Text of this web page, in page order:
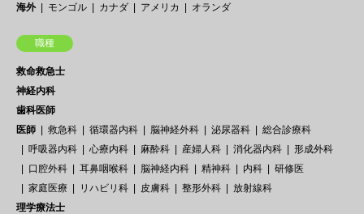
海外
モンゴル カナダ アメリカ オランダ
職種
救命救急士
神経内科
歯科医師
医師
救急科 循環器内科 脳神経外科 泌尿器科
総合診療科
呼吸器内科
心療内科 麻酔科 産婦人科 消化器内科
形成外科
口腔外科
耳鼻咽喉科 脳神経内科 精神科 内科
研修医
家庭医療
リハビリ科 皮膚科 整形外科
放射線科
理学療法士